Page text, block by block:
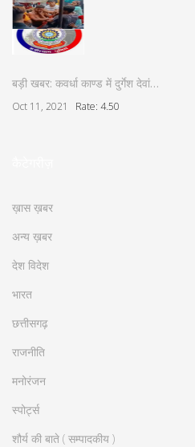
बड़ी खबर: कवर्धा काण्ड में दुर्गेश देवां…
Oct 11, 2021 Rate: 4.50
ख़ास ख़बर
अन्य ख़बर
देश विदेश
भारत
छत्तीसगढ़
राजनीति
मनोरंजन
स्पोर्ट्स
शौर्य की बाते ( सम्पादकीय )